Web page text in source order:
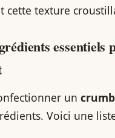
cette texture
essentiels
un
Voici une